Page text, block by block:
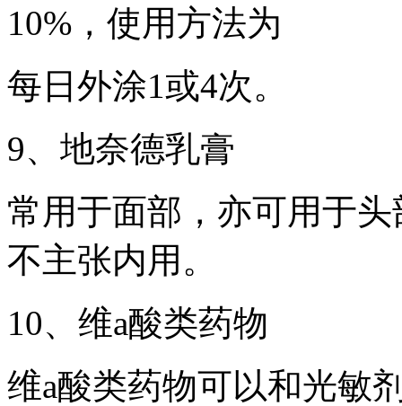
10%，使用方法为
每日外涂1或4次。
9、地奈德乳膏
常用于面部，亦可用于
不主张内用。
10、维a酸类药物
维a酸类药物可以和光敏